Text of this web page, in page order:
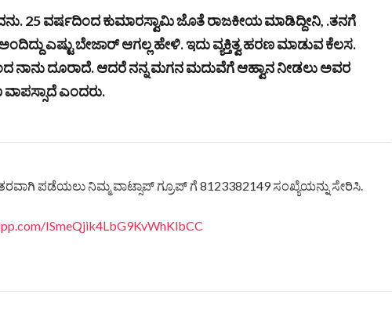
25 ವರ್ಷದಿಂದ ಕುಮಾರಸ್ವಾಮಿ ಜೊತೆ ರಾಜಕೀಯ ಮಾಡಿದ್ದೀನಿ, .ತನಗೆ
ಎಷ್ಟು ಬೇಜಾರ್ ಆಗಲ್ಲ ಹೇಳಿ. ಇದು ವ್ಯಕ್ತಿತ್ವ ಹರಣ ಮಾಡುವ ಕೆಲಸ.
ನಾನು ದೂರಾದೆ. ಆದರೆ ನನ್ನ ಮಗನ ಮದುವೆಗೆ ಆಹ್ವಾನ ನೀಡಲು ಅವರ
ಎಂದರು.
ಪಡೆಯಲು ನಿಮ್ಮ ವಾಟ್ಸಾಪ್ ಗ್ರೂಪ್ ಗೆ 8123382149 ಸಂಖ್ಯೆಯನ್ನು ಸೇರಿಸಿ.
ISmeQjik4LbG9KvWhKlbCC